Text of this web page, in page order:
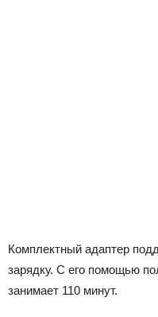
Комплектный адаптер
зарядку. С его помощью
занимает 110 минут.